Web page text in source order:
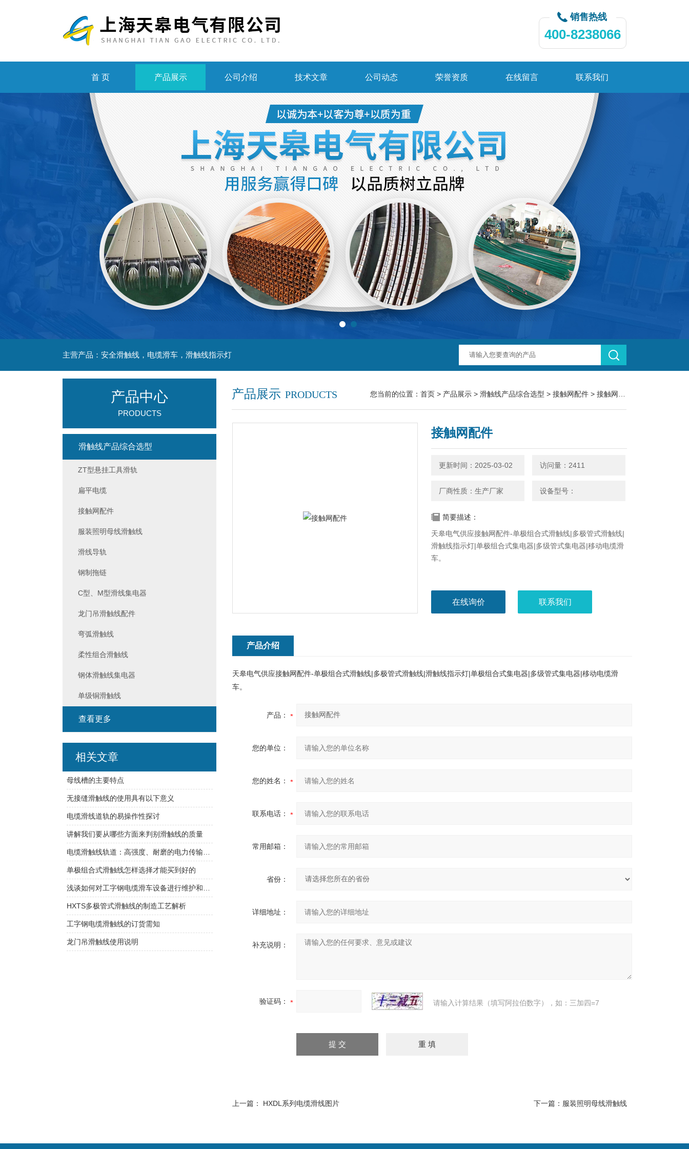
销售热线
400-8238066
首 页 产品展示 公司介绍 技术文章 公司动态 荣誉资质 在线留言 联系我们
主营产品：安全滑触线，电缆滑车，滑触线指示灯
产品展示 PRODUCTS 您当前的位置： 首页 > 产品展示 > 滑触线产品综合选型 > 接触网配件 > 接触网配件
接触网配件
更新时间：2025-03-02 访问量：2411
厂商性质：生产厂家 设备型号：
简要描述：
天皋电气供应接触网配件-单极组合式滑触线|多极管式滑触线|
滑触线指示灯|单极组合式集电器|多级管式集电器|移动电缆滑
车。
在线询价 联系我们
产品介绍
天皋电气供应接触网配件-单极组合式滑触线|多极管式滑触线|滑触线指示灯|单极组合式集电器|多级管式集电器|移动电缆滑
车。
产品：
您的单位：
您的姓名：
联系电话：
常用邮箱：
省份：
详细地址：
补充说明：
验证码： 请输入计算结果（填写阿拉伯数字），如：三加四=7
上一篇： HXDL系列电缆滑线图片 下一篇： 服装照明母线滑触线
产品中心
PRODUCTS
滑触线产品综合选型
ZT型悬挂工具滑轨
扁平电缆
接触网配件
服装照明母线滑触线
滑线导轨
钢制拖链
C型、M型滑线集电器
龙门吊滑触线配件
弯弧滑触线
柔性组合滑触线
钢体滑触线集电器
单级铜滑触线
查看更多
相关文章
母线槽的主要特点
无接缝滑触线的使用具有以下意义
电缆滑线道轨的易操作性探讨
讲解我们要从哪些方面来判别滑触线的质量
电缆滑触线轨道：高强度、耐磨的电力传输保障
单极组合式滑触线怎样选择才能买到好的
HXTS多极管式滑触线的制造工艺解析
工字钢电缆滑触线的订货需知
龙门吊滑触线使用说明